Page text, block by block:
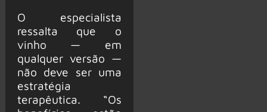
O especialista
ressalta que o
vinho — em
qualquer versão —
não deve ser uma
estratégia
terapêutica. “Os